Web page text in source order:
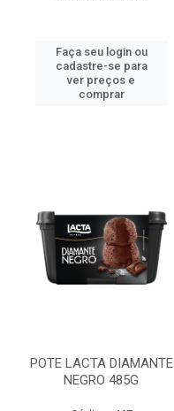
Faça seu login ou
cadastre-se para
ver preços e
comprar
POTE LACTA DIAMANTE
NEGRO 485G